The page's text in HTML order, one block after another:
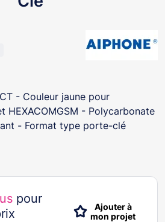
- Couleur jaune pour
HEXACOMGSM - Polycarbonate
- Format type porte-clé
pour
Ajouter à
mon projet